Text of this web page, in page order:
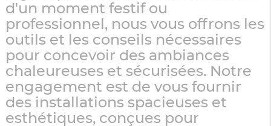
d'un moment festif ou
professionnel, nous vous offrons les
outils et les conseils nécessaires
pour concevoir des ambiances
chaleureuses et sécurisées. Notre
engagement est de vous fournir
des installations spacieuses et
esthétiques, conçues pour